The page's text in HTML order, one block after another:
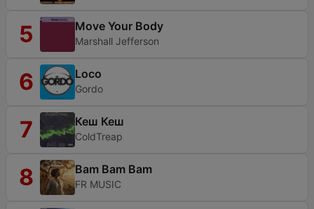
5 Move Your Body
Marshall Jefferson
6 Loco
Gordo
7 Кеш Кеш
ColdTreap
8 Bam Bam Bam
FR MUSIC